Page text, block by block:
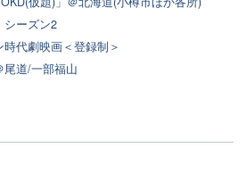
シーズン2
代劇映画＜登録制＞
尾道/一部福山